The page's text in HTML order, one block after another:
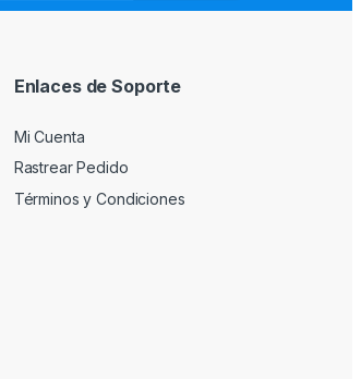
Enlaces de Soporte
Mi Cuenta
Rastrear Pedido
Términos y Condiciones